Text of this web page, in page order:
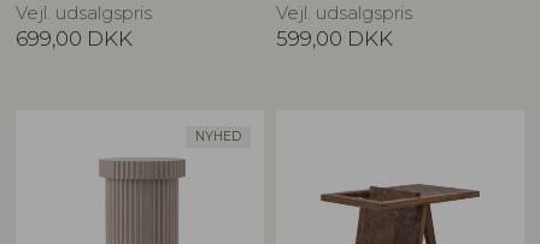
Vejl. udsalgspris
699,00 DKK
Vejl. udsalgspris
599,00 DKK
NYHED